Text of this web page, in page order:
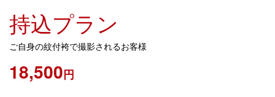
持込プラン
​ご自身の紋付袴で撮影されるお客様
18,500円